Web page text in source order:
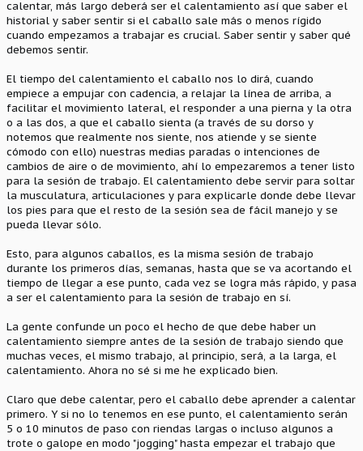
calentar, más largo deberá ser el calentamiento así que saber el
historial y saber sentir si el caballo sale más o menos rígido
cuando empezamos a trabajar es crucial. Saber sentir y saber qué
debemos sentir.
El tiempo del calentamiento el caballo nos lo dirá, cuando
empiece a empujar con cadencia, a relajar la línea de arriba, a
facilitar el movimiento lateral, el responder a una pierna y la otra
o a las dos, a que el caballo sienta (a través de su dorso y
notemos que realmente nos siente, nos atiende y se siente
cómodo con ello) nuestras medias paradas o intenciones de
cambios de aire o de movimiento, ahí lo empezaremos a tener listo
para la sesión de trabajo. El calentamiento debe servir para soltar
la musculatura, articulaciones y para explicarle donde debe llevar
los pies para que el resto de la sesión sea de fácil manejo y se
pueda llevar sólo.
Esto, para algunos caballos, es la misma sesión de trabajo
durante los primeros días, semanas, hasta que se va acortando el
tiempo de llegar a ese punto, cada vez se logra más rápido, y pasa
a ser el calentamiento para la sesión de trabajo en sí.
La gente confunde un poco el hecho de que debe haber un
calentamiento siempre antes de la sesión de trabajo siendo que
muchas veces, el mismo trabajo, al principio, será, a la larga, el
calentamiento. Ahora no sé si me he explicado bien.
Claro que debe calentar, pero el caballo debe aprender a calentar
primero. Y si no lo tenemos en ese punto, el calentamiento serán
5 o 10 minutos de paso con riendas largas o incluso algunos a
trote o galope en modo "jogging" hasta empezar el trabajo que